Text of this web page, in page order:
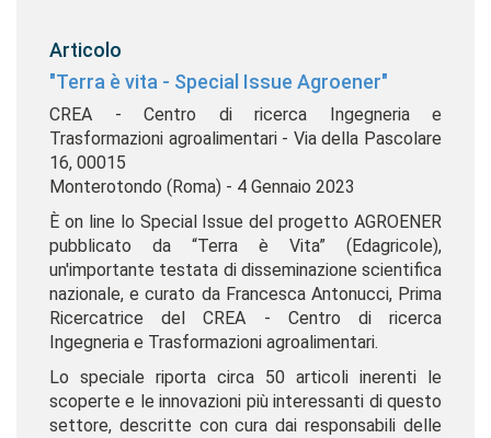
Articolo
"Terra è vita - Special Issue Agroener"
CREA - Centro di ricerca Ingegneria e
Trasformazioni agroalimentari - Via della Pascolare
16, 00015
Monterotondo (Roma) - 4 Gennaio 2023
È on line lo Special Issue del progetto AGROENER
pubblicato da “Terra è Vita” (Edagricole),
un'importante testata di disseminazione scientifica
nazionale, e curato da Francesca Antonucci, Prima
Ricercatrice del CREA - Centro di ricerca
Ingegneria e Trasformazioni agroalimentari.
Lo speciale riporta circa 50 articoli inerenti le
scoperte e le innovazioni più interessanti di questo
settore, descritte con cura dai responsabili delle